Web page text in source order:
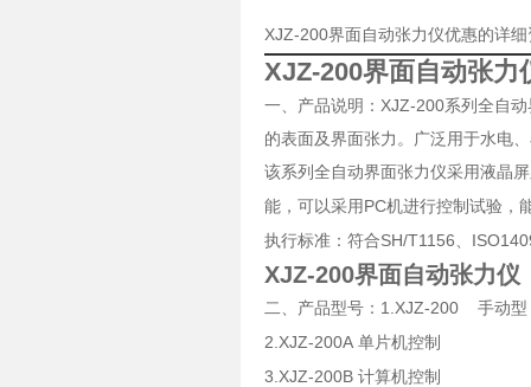
XJZ-200界面自动张力仪优惠的详
XJZ-200界面自动张力
一、产品说明： XJZ-200系列全自
的表面及界面张力。广泛用于水电
该系列全自动界面张力仪采用液晶
能，可以采用 PC机进行控制试验，
执行标准：符合SH/T1156、
XJZ-200界面自动张力仪
二、产品型号： 1.XJZ-200 手动型
2.XJZ-200A 单片机控制
3.XJZ-200B 计算机控制